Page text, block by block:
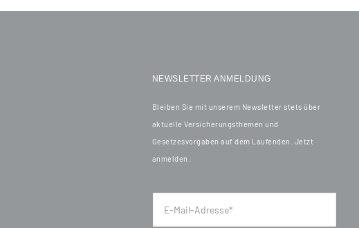
NEWSLETTER ANMELDUNG
Bleiben Sie mit unserem Newsletter stets über
aktuelle Versicherungsthemen und
Gesetzesvorgaben auf dem Laufenden. Jetzt
anmelden.